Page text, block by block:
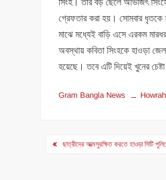
সিংহ। তাঁর বড় ছেলে অভিজিৎ
গ্রেফতার করা হয়। সোমবার ধৃতকে
মাঝে মধ্যেই বাড়ি এসে এরকম
অবস্থায় কবিতা সিংহকে হাওড়া
হয়েছে। তবে এটি দিয়েই খুনের
Gram Bangla News
Post
ছাত্রীদের আত্মসুরক্ষিত করতে হাওড়া সিটি